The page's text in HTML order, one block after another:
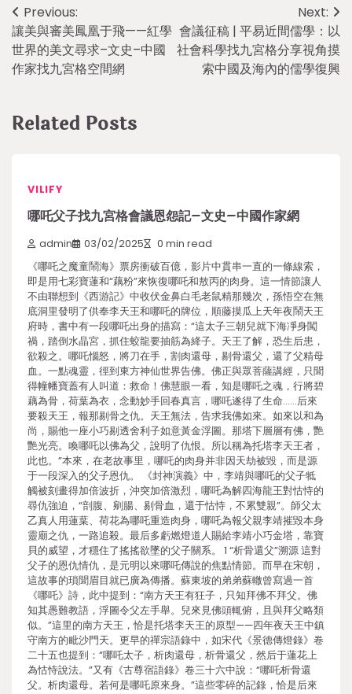
Post
navigation
Previous:
讓美與審美鳳凰于飛——紅學
世界的美文尋求–文史–中國
作家找九宮格空間網
Next:
會議征稿 | 平易近間儒學：以
社會科學找九宮格分享視角摸
索中國及海內的儒學復興
Related Posts
VILIFY
哪吒父子找九宮格會議恩怨記–文史–中國作家網
admin 03/02/2025 0 min read
《哪吒之魔童鬧海》票房衝破百億，影片中貫串一直的一條線索，
即是用七彩寶蓮和“藕粉”來恢復哪吒和敖丙的肉身。這一情節讓人
不由聯想到《西游記》中收伏金鼻白毛老鼠精那幾次，孫悟空在無
底洞里發明了供奉李天王和哪吒的牌位，順藤摸瓜上天年夜鬧天王
府時，書中有一段哪吒出身的描寫：“這太子三朝兒就下海凈身闖
禍，踏倒水晶宮，抓住蛟龍要抽筋為絳子。天王了解，恐生后患，
欲殺之。哪吒惱怒，將刀在手，割肉還母，剔骨還父，還了父精母
血。一點魂靈，徑到東方神仙世界告佛。佛正與眾菩薩講經，只聞
得幢幡寶蓋有人叫道：救命！佛慧眼一看，知是哪吒之魂，行將碧
藕為骨，荷葉為衣，念動妙手回春真言，哪吒遂得了生命……后來
要殺天王，報那剔骨之仇。天王無法，告求我佛如來。如來以和為
尚，賜他一座小巧剔透舍利子如意黃金浮圖。那塔下層層有佛，艷
艷光亮。喚哪吒以佛為父，說明了仇恨。所以稱為托塔李天王者，
此也。”本來，在老故事里，哪吒的肉身并非因天劫被毀，而是源
于一段深入的父子恩仇。 《封神演義》中，李靖與哪吒的父子牴
觸被刻畫得加倍波折，沖突加倍激烈，哪吒為解四海龍王對怙恃的
尋仇強迫，“剖腹、剜腸、剔骨血，還于怙恃，不累雙親”。師父太
乙真人用蓮葉、荷花為哪吒重造肉身，哪吒為報父親李靖摧毀本身
靈廟之仇，一路追殺。最后多虧燃燈道人賜給李靖小巧金塔，靠寶
貝的威望，才穩住了搖搖欲墜的父子關系。 1 “析骨還父”溯源 這對
父子的恩仇情仇，是元明以來哪吒傳說的焦點情節。而早在宋朝，
這故事的瑣聞眉目就已廣為傳播。蘇東坡的弟弟蘇轍曾寫過一首
《哪吒》詩，此中提到：“南方天王有狂子，只知拜佛不拜父。佛
知其愚難教語，浮圖令父左手舉。兒來見佛頭輒俯，且與拜父略類
似。”這里的南方天王，恰是托塔李天王的原型——四年夜天王中鎮
守南方的毗沙門天。更早的禪宗語錄中，如宋代《景德傳燈錄》卷
二十五也提到：“哪吒太子，析肉還母，析骨還父，然后于蓮花上
為怙恃說法。”又有《古尊宿語錄》卷三十六中說：“哪吒析骨還
父。析肉還母。若何是哪吒原來身。”這些零碎的記錄，恰是后來